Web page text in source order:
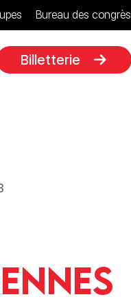
Bureau des congrès
Billetterie